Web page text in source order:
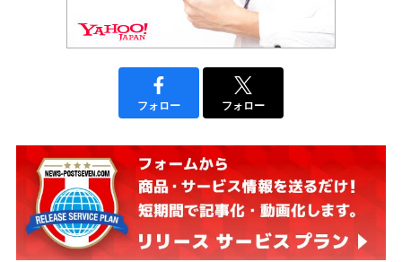
フォロー フォロー